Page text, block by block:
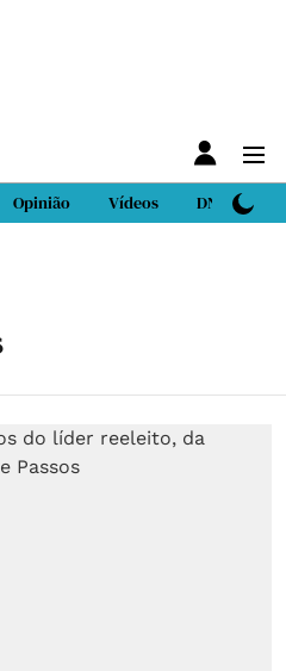
Opinião Vídeos DN Sport